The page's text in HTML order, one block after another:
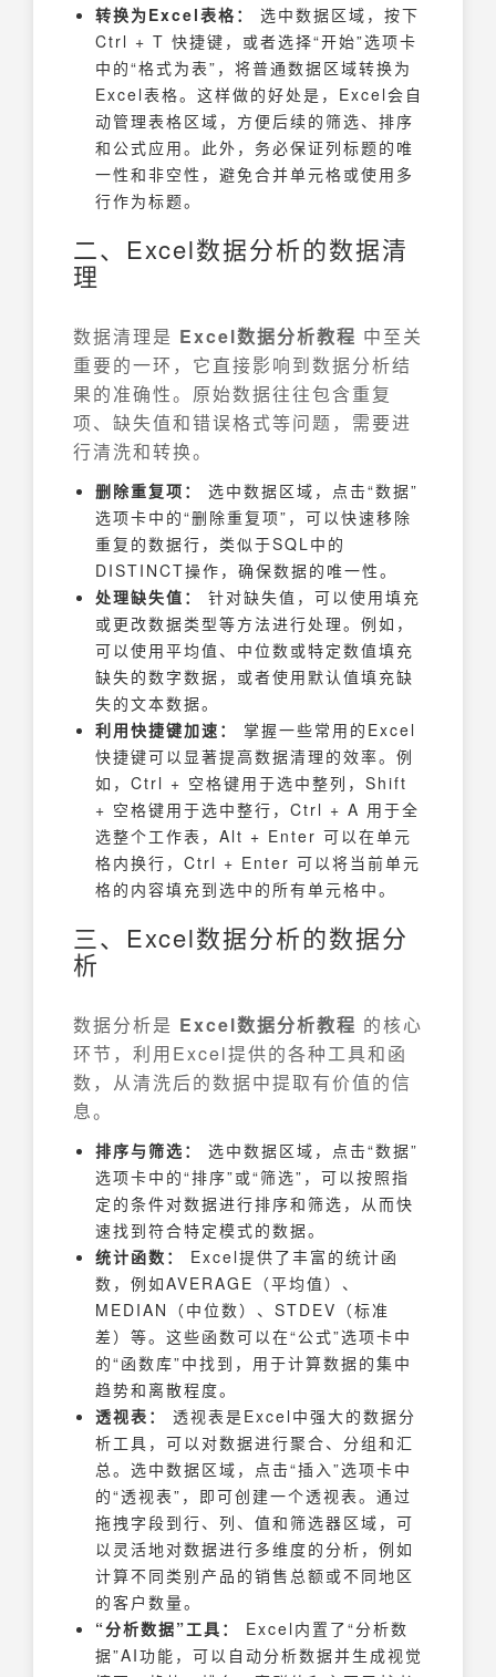
转换为Excel表格：
选中数据区域，按下
Ctrl + T 快捷键，或者选择“开始”选项卡
中的“格式为表”，将普通数据区域转换为
Excel表格。这样做的好处是，Excel会自
动管理表格区域，方便后续的筛选、排序
和公式应用。此外，务必保证列标题的唯
一性和非空性，避免合并单元格或使用多
行作为标题。
二、Excel数据分析的数据清
理
数据清理是 Excel数据分析教程 中至关
重要的一环，它直接影响到数据分析结
果的准确性。原始数据往往包含重复
项、缺失值和错误格式等问题，需要进
行清洗和转换。
删除重复项：
选中数据区域，点击“数据”
选项卡中的“删除重复项”，可以快速移除
重复的数据行，类似于SQL中的
DISTINCT操作，确保数据的唯一性。
处理缺失值：
针对缺失值，可以使用填充
或更改数据类型等方法进行处理。例如，
可以使用平均值、中位数或特定数值填充
缺失的数字数据，或者使用默认值填充缺
失的文本数据。
利用快捷键加速：
掌握一些常用的Excel
快捷键可以显著提高数据清理的效率。例
如，Ctrl + 空格键用于选中整列，Shift
+ 空格键用于选中整行，Ctrl + A 用于全
选整个工作表，Alt + Enter 可以在单元
格内换行，Ctrl + Enter 可以将当前单元
格的内容填充到选中的所有单元格中。
三、Excel数据分析的数据分
析
数据分析是 Excel数据分析教程 的核心
环节，利用Excel提供的各种工具和函
数，从清洗后的数据中提取有价值的信
息。
排序与筛选：
选中数据区域，点击“数据”
选项卡中的“排序”或“筛选”，可以按照指
定的条件对数据进行排序和筛选，从而快
速找到符合特定模式的数据。
统计函数：
Excel提供了丰富的统计函
数，例如AVERAGE（平均值）、
MEDIAN（中位数）、STDEV（标准
差）等。这些函数可以在“公式”选项卡中
的“函数库”中找到，用于计算数据的集中
趋势和离散程度。
透视表：
透视表是Excel中强大的数据分
析工具，可以对数据进行聚合、分组和汇
总。选中数据区域，点击“插入”选项卡中
的“透视表”，即可创建一个透视表。通过
拖拽字段到行、列、值和筛选器区域，可
以灵活地对数据进行多维度的分析，例如
计算不同类别产品的销售总额或不同地区
的客户数量。
“分析数据”工具：
Excel内置了“分析数
据”AI功能，可以自动分析数据并生成视觉